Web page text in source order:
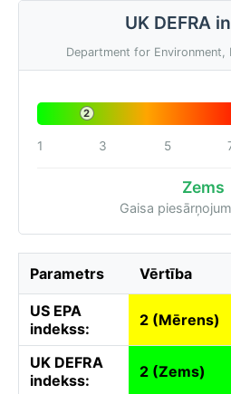
UK DEFRA
Department for Environment,
2
1 3 5
Zems
Gaisa
Parametrs Vērtība
US EPA
indekss:
2 (Mērens)
UK DEFRA
indekss:
2 (Zems)